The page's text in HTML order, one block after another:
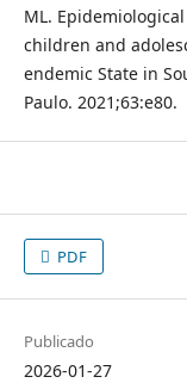
ML.
children and
endemic State in
Paulo. 2021;63:e80.
PDF
Publicado
2026-01-27